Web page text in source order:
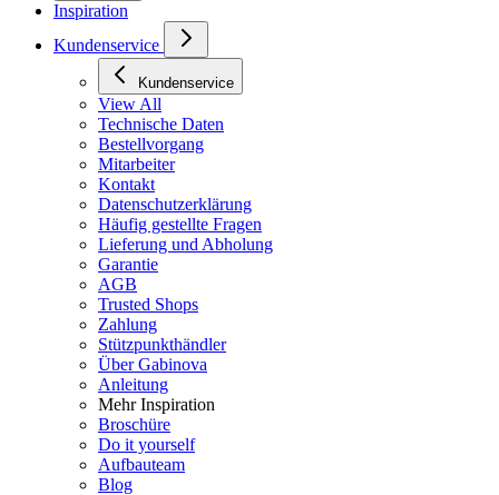
Inspiration
Kundenservice
Kundenservice
View All
Technische Daten
Bestellvorgang
Mitarbeiter
Kontakt
Datenschutzerklärung
Häufig gestellte Fragen
Lieferung und Abholung
Garantie
AGB
Trusted Shops
Zahlung
Stützpunkthändler
Über Gabinova
Anleitung
Mehr Inspiration
Broschüre
Do it yourself
Aufbauteam
Blog